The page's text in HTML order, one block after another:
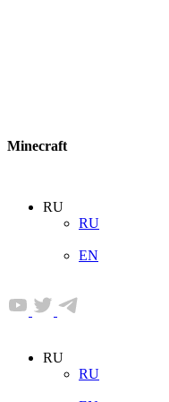
Minecraft
RU
RU
EN
RU
RU